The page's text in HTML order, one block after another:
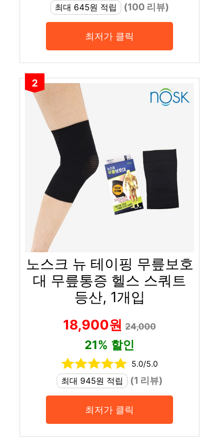
최대 645원 적립
(100 리뷰)
최저가 클릭
2
노스크 뉴 테이핑 무릎보호
대 무릎통증 헬스 스쿼트
등산, 1개입
18,900원 24,000
21% 할인
5.0/5.0
최대 945원 적립
(1 리뷰)
최저가 클릭